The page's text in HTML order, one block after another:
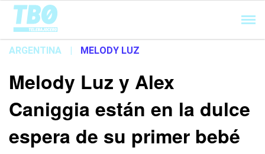
Cargando...
ARGENTINA | MELODY LUZ
Melody Luz y Alex
Caniggia están en la dulce
espera de su primer bebé